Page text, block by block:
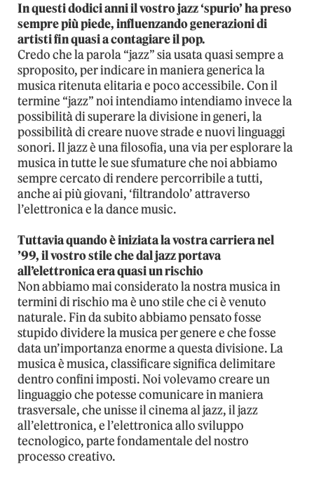
In questi dodici anni il vostro jazz ‘spurio’ ha preso
sempre più piede, influenzando generazioni di
artisti fin quasi a contagiare il pop.
Credo che la parola “jazz” sia usata quasi sempre a
sproposito, per indicare in maniera generica la
musica ritenuta elitaria e poco accessibile. Con il
termine “jazz” noi intendiamo intendiamo invece la
possibilità di superare la divisione in generi, la
possibilità di creare nuove strade e nuovi linguaggi
sonori. Il jazz è una filosofia, una via per esplorare la
musica in tutte le sue sfumature che noi abbiamo
sempre cercato di rendere percorribile a tutti,
anche ai più giovani, ‘filtrandolo’ attraverso
l’elettronica e la dance music.
Tuttavia quando è iniziata la vostra carriera nel
’99, il vostro stile che dal jazz portava
all’elettronica era quasi un rischio
Non abbiamo mai considerato la nostra musica in
termini di rischio ma è uno stile che ci è venuto
naturale. Fin da subito abbiamo pensato fosse
stupido dividere la musica per genere e che fosse
data un’importanza enorme a questa divisione. La
musica è musica, classificare significa delimitare
dentro confini imposti. Noi volevamo creare un
linguaggio che potesse comunicare in maniera
trasversale, che unisse il cinema al jazz, il jazz
all’elettronica, e l’elettronica allo sviluppo
tecnologico, parte fondamentale del nostro
processo creativo.